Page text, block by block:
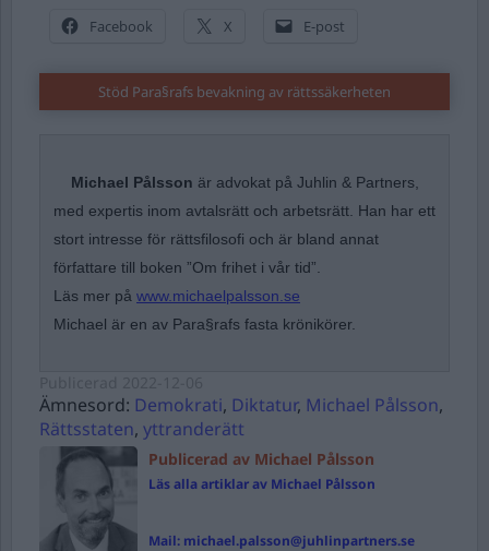
Facebook X E-post
Stöd Para§rafs bevakning av rättssäkerheten
Michael Pålsson är advokat på Juhlin & Partners,
med expertis inom avtalsrätt och arbetsrätt. Han har ett
stort intresse för rättsfilosofi och är bland annat
författare till boken ”Om frihet i vår tid”.
Läs mer på www.michaelpalsson.se
Michael är en av Para§rafs fasta krönikörer.
Ämnesord: Demokrati, Diktatur, Michael Pålsson,
Rättsstaten, yttranderätt
Publicerad av Michael Pålsson
Läs alla artiklar av Michael Pålsson
Mail: michael.palsson@juhlinpartners.se